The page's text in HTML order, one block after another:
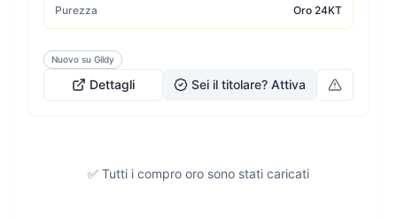
Purezza
Oro 24KT
Nuovo su Gildy
Dettagli Sei il titolare? Attiva
✅ Tutti i compro oro sono stati caricati